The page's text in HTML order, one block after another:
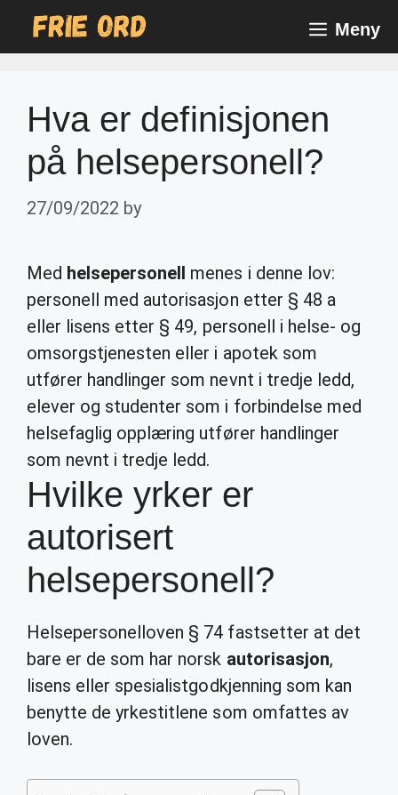
Meny
Hva er definisjonen
på helsepersonell?
27/09/2022 by
Med helsepersonell menes i denne lov:
personell med autorisasjon etter § 48 a
eller lisens etter § 49, personell i helse- og
omsorgstjenesten eller i apotek som
utfører handlinger som nevnt i tredje ledd,
elever og studenter som i forbindelse med
helsefaglig opplæring utfører handlinger
som nevnt i tredje ledd.
Hvilke yrker er
autorisert
helsepersonell?
Helsepersonelloven § 74 fastsetter at det
bare er de som har norsk autorisasjon,
lisens eller spesialistgodkjenning som kan
benytte de yrkestitlene som omfattes av
loven.